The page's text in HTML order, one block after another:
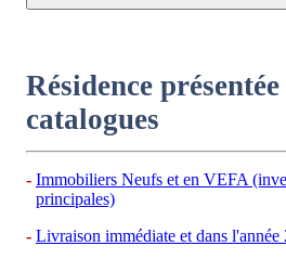
Résidence
catalogues
Immobiliers Neufs et en VEFA
principales)
Livraison immédiate et dans l'année